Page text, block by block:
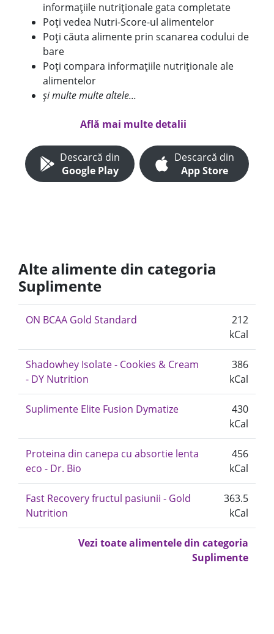
informațiile nutriționale gata completate
Poți vedea Nutri-Score-ul alimentelor
Poți căuta alimente prin scanarea codului de
bare
Poți compara informațiile nutriționale ale
alimentelor
și multe multe altele...
Află mai multe detalii
Descarcă din
Google Play
Descarcă din
App Store
Alte alimente din categoria
Suplimente
ON BCAA Gold Standard
212
kCal
Shadowhey Isolate - Cookies & Cream
- DY Nutrition
386
kCal
Suplimente Elite Fusion Dymatize
430
kCal
Proteina din canepa cu absortie lenta
eco - Dr. Bio
456
kCal
Fast Recovery fructul pasiunii - Gold
Nutrition
363.5
kCal
Vezi toate alimentele din categoria
Suplimente